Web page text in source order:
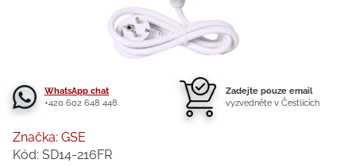
WhatsApp chat
+420 602 648 448
Zadejte pouze email
vyzvedněte v Čestlicích
Značka: GSE
Kód: SD14-216FR